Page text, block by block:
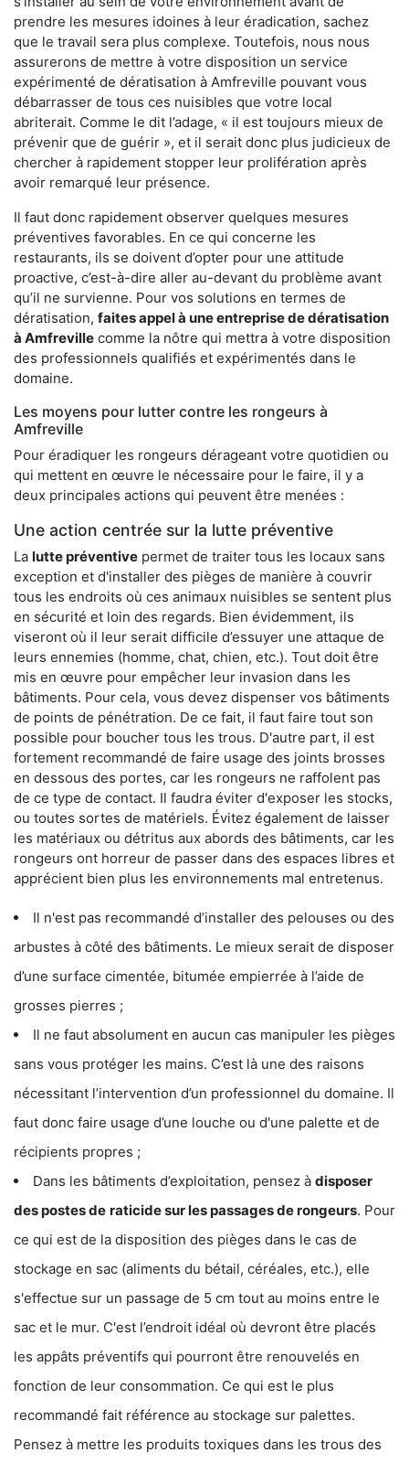
prendre les mesures idoines à leur éradication, sachez
que le travail sera plus complexe. Toutefois, nous nous
assurerons de mettre à votre disposition un service
expérimenté de dératisation à Amfreville pouvant vous
débarrasser de tous ces nuisibles que votre local
abriterait. Comme le dit l’adage, « il est toujours mieux de
prévenir que de guérir », et il serait donc plus judicieux de
chercher à rapidement stopper leur prolifération après
avoir remarqué leur présence.
Il faut donc rapidement observer quelques mesures
préventives favorables. En ce qui concerne les
restaurants, ils se doivent d’opter pour une attitude
proactive, c’est-à-dire aller au-devant du problème avant
qu’il ne survienne. Pour vos solutions en termes de
dératisation, faites appel à une entreprise de dératisation
à Amfreville comme la nôtre qui mettra à votre disposition
des professionnels qualifiés et expérimentés dans le
domaine.
Les moyens pour lutter contre les rongeurs à
Amfreville
Pour éradiquer les rongeurs dérageant votre quotidien ou
qui mettent en œuvre le nécessaire pour le faire, il y a
deux principales actions qui peuvent être menées :
Une action centrée sur la lutte préventive
La lutte préventive permet de traiter tous les locaux sans
exception et d'installer des pièges de manière à couvrir
tous les endroits où ces animaux nuisibles se sentent plus
en sécurité et loin des regards. Bien évidemment, ils
viseront où il leur serait difficile d’essuyer une attaque de
leurs ennemies (homme, chat, chien, etc.). Tout doit être
mis en œuvre pour empêcher leur invasion dans les
bâtiments. Pour cela, vous devez dispenser vos bâtiments
de points de pénétration. De ce fait, il faut faire tout son
possible pour boucher tous les trous. D'autre part, il est
fortement recommandé de faire usage des joints brosses
en dessous des portes, car les rongeurs ne raffolent pas
de ce type de contact. Il faudra éviter d'exposer les stocks,
ou toutes sortes de matériels. Évitez également de laisser
les matériaux ou détritus aux abords des bâtiments, car les
rongeurs ont horreur de passer dans des espaces libres et
apprécient bien plus les environnements mal entretenus.
Il n'est pas recommandé d’installer des pelouses ou des
arbustes à côté des bâtiments. Le mieux serait de disposer
d’une surface cimentée, bitumée empierrée à l’aide de
grosses pierres ;
Il ne faut absolument en aucun cas manipuler les pièges
sans vous protéger les mains. C’est là une des raisons
nécessitant l’intervention d’un professionnel du domaine. Il
faut donc faire usage d’une louche ou d'une palette et de
récipients propres ;
Dans les bâtiments d’exploitation, pensez à disposer
des postes de raticide sur les passages de rongeurs. Pour
ce qui est de la disposition des pièges dans le cas de
stockage en sac (aliments du bétail, céréales, etc.), elle
s'effectue sur un passage de 5 cm tout au moins entre le
sac et le mur. C'est l’endroit idéal où devront être placés
les appâts préventifs qui pourront être renouvelés en
fonction de leur consommation. Ce qui est le plus
recommandé fait référence au stockage sur palettes.
Pensez à mettre les produits toxiques dans les trous des